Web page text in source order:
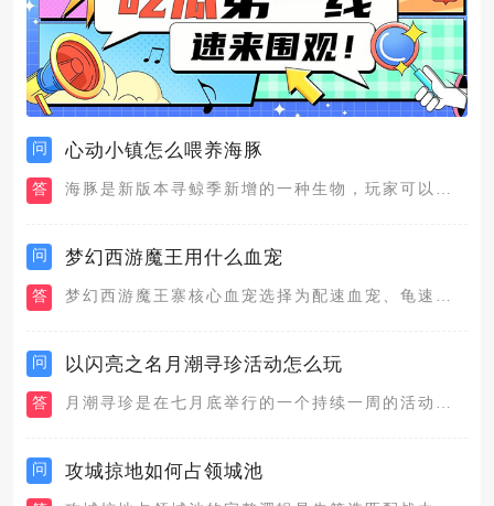
问 心动小镇怎么喂养海豚
答 海豚是新版本寻鲸季新增的一种生物，玩家可以通过给海豚喂食来增...
问 梦幻西游魔王用什么血宠
答 梦幻西游魔王寨核心血宠选择为配速血宠、龟速血宠、血耐宠与法防...
问 以闪亮之名月潮寻珍活动怎么玩
答 月潮寻珍是在七月底举行的一个持续一周的活动，从7月26日开启...
问 攻城掠地如何占领城池